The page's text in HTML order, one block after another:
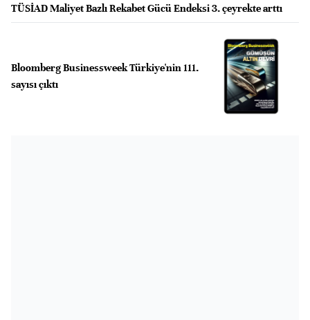
TÜSİAD Maliyet Bazlı Rekabet Gücü Endeksi 3. çeyrekte arttı
Bloomberg Businessweek Türkiye'nin 111.
sayısı çıktı